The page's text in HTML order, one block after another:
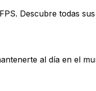
Descubre todas
al día en el